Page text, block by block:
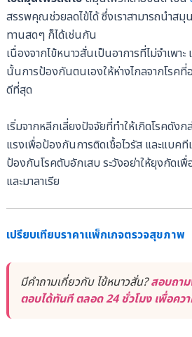
สรรพคุณช่วยลดไข้ได้ ซึ่งเราสามารถนำส
ทานสดๆ ก็ได้เช่นกัน
เนื่องจากไข้หนาวสั่นเป็นอาการที่ไม่จำเพา
นั้นการป้องกันตนเองให้ห่างไกลจากโรค
ดีที่สุด
เริ่มจากหลีกเลี่ยงปัจจัยที่ทำให้เกิดโรคดังก
แรงเพื่อป้องกันการติดเชื้อไวรัส และแบค
ป้องกันโรคตับอักเสบ ระวังอย่าให้ยุงกัดเ
และมาลาเรีย
เปรียบเทียบราคาแพ็กเกจตรวจสุขภาพ
มีคำถามเกี่ยวกับ ไข้หนาวสั่น?สอบถา
ตอบได้ทันที ตลอด 24 ชั่วโมง เพื่อคว